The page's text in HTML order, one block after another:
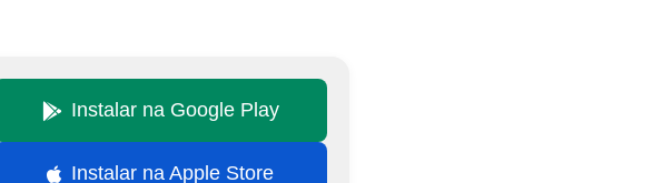
Instalar na Google Play
Instalar na Apple Store